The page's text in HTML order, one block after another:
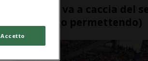
Il Lugano va a caccia del
sei (Zurigo permettendo)
Accetto